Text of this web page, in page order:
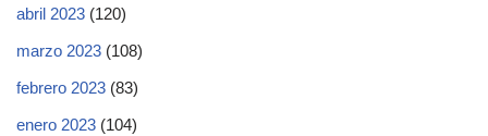
abril 2023 (120)
marzo 2023 (108)
febrero 2023 (83)
enero 2023 (104)